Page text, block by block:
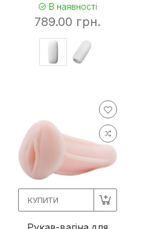
В наявності
789.00 грн.
КУПИТИ